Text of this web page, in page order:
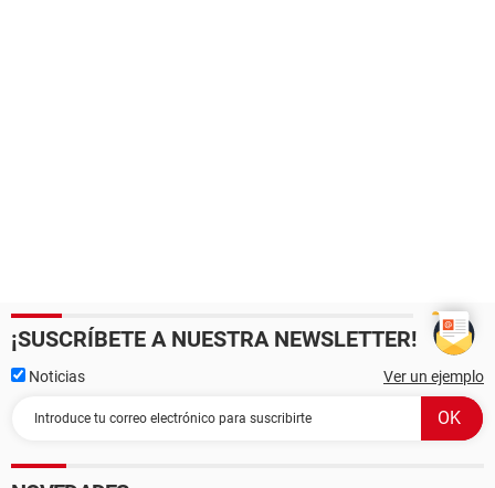
¡SUSCRÍBETE A NUESTRA NEWSLETTER!
Noticias Ver un ejemplo